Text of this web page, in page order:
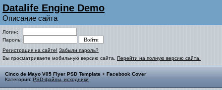
Datalife Engine Demo
Описание сайта
Логин:
Пароль:
Регистрация на сайте! Забыли пароль?
Вы просматриваете мобильную версию сайта. Перейти на полную версию сайта.
Cinco de Mayo V05 Flyer PSD Template + Facebook Cover
Категория: PSD-файлы, исходники